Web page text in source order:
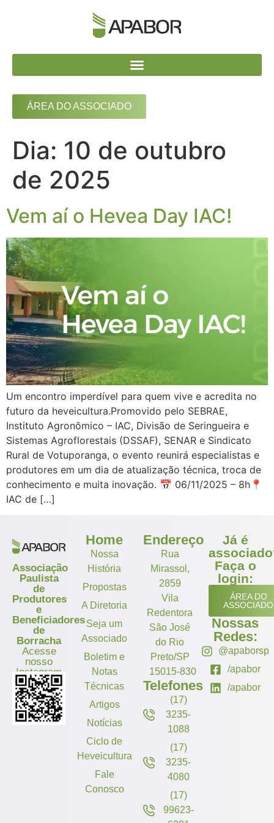
ÁREA DO ASSOCIADO
Dia: 10 de outubro
de 2025
Vem aí o Hevea Day IAC!
Um encontro imperdível para quem vive e acredita no
futuro da heveicultura.Promovido pelo SEBRAE,
Instituto Agronômico – IAC, Divisão de Seringueira e
Sistemas Agroflorestais (DSSAF), SENAR e Sindicato
Rural de Votuporanga, o evento reunirá especialistas e
produtores em um dia de atualização técnica, troca de
conhecimento e muita inovação. 📅 06/11/2025 – 8h📍
IAC de […]
Associação
Paulista
de
Produtores
e
Beneficiadores
de
Borracha
Acesse
nosso
Instagram
Home
Nossa
História
Propostas
A Diretoria
Seja um
Associado
Boletim e
Notas
Técnicas
Artigos
Notícias
Ciclo de
Heveicultura
Fale
Conosco
Endereço
Rua
Mirassol,
2859
Vila
Redentora
São José
do Rio
Preto/SP
15015-830
Telefones
(17)
3235-
1088
(17)
3235-
4080
(17)
99623-
Já é
Faça o
login:
ÁREA DO
ASSOCIADO
Nossas
Redes:
@apaborsp
/apabor
/apabor